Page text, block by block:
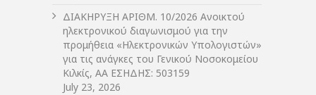
ΔIΑΚΗΡΥΞΗ ΑΡIΘΜ. 10/2026 Ανοικτού
ηλεκτρονικού διαγωνισμού για την
προμήθεια «Ηλεκτρονικών Υπολογιστών»
για τις ανάγκες του Γενικού Νοσοκομείου
Κιλκίς, ΑΑ ΕΣΗΔΗΣ: 503159
July 23, 2026